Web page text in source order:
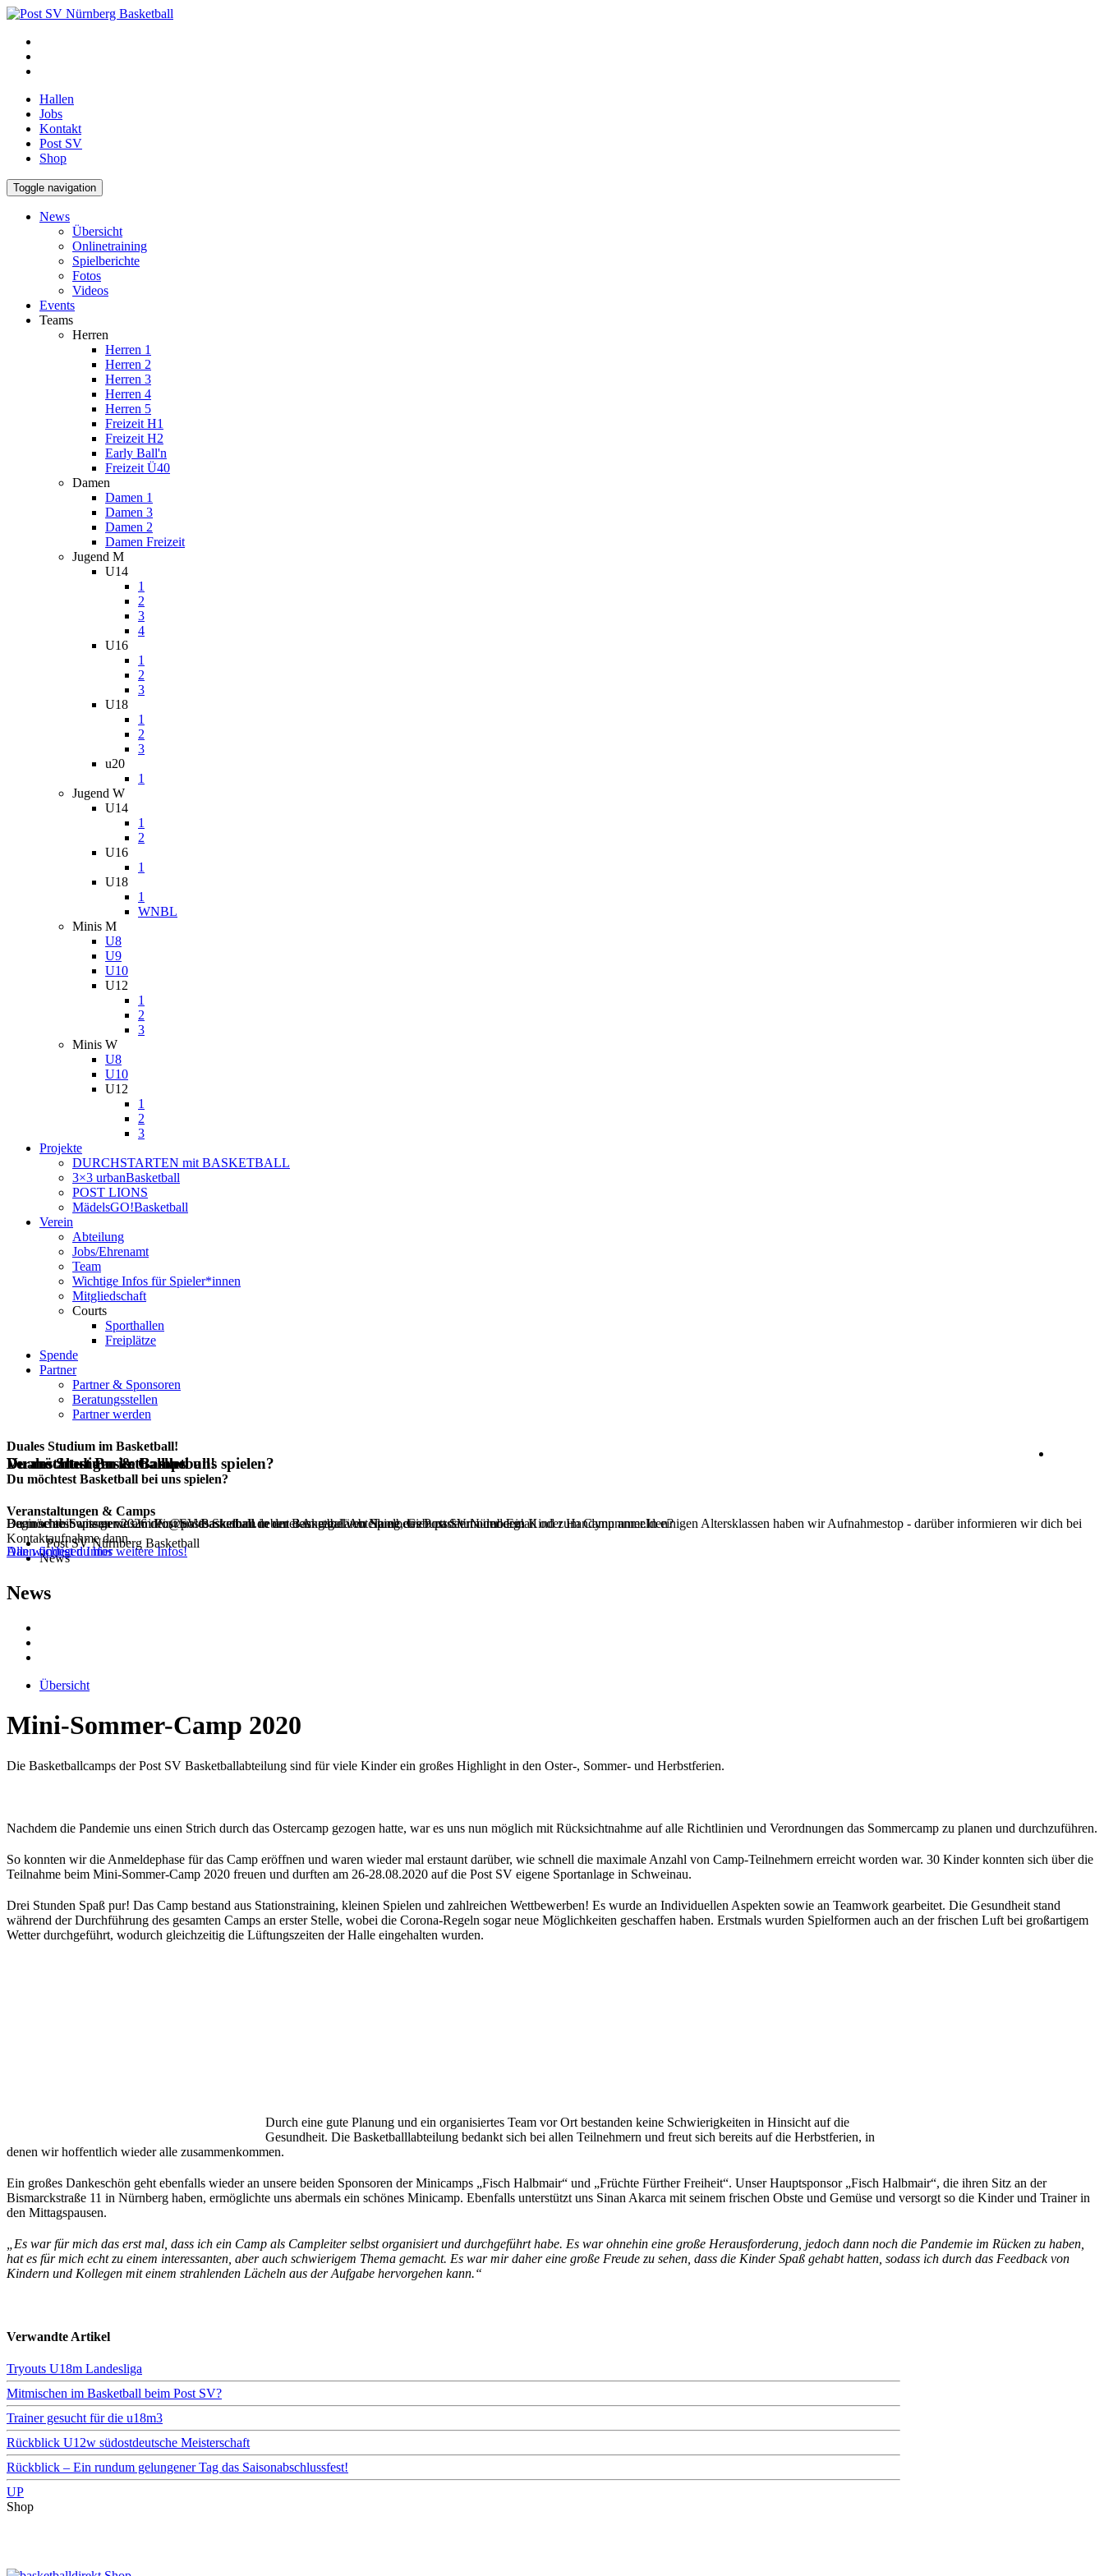
Hallen
Jobs
Kontakt
Post SV
Shop
Toggle navigation
News
Übersicht
Onlinetraining
Spielberichte
Fotos
Videos
Events
Teams
Herren
Herren 1
Herren 2
Herren 3
Herren 4
Herren 5
Freizeit H1
Freizeit H2
Early Ball'n
Freizeit Ü40
Damen
Damen 1
Damen 3
Damen 2
Damen Freizeit
Jugend M
U14
1
2
3
4
U16
1
2
3
U18
1
2
3
u20
1
Jugend W
U14
1
2
U16
1
U18
1
WNBL
Minis M
U8
U9
U10
U12
1
2
3
Minis W
U8
U10
U12
1
2
3
Projekte
DURCHSTARTEN mit BASKETBALL
3×3 urbanBasketball
POST LIONS
MädelsGO!Basketball
Verein
Abteilung
Jobs/Ehrenamt
Team
Wichtige Infos für Spieler*innen
Mitgliedschaft
Courts
Sporthallen
Freiplätze
Spende
Partner
Partner & Sponsoren
Beratungsstellen
Partner werden
Duales Studium im Basketball!
Beginne ab Septemer 2026 dein duales Studium in der Basketball Abteilung des Post SV Nürnberg!
Alle wichtigen Infos
Du möchtest Basketball bei uns spielen?
Dann schreib uns gerne an info@postbasketball.de unter Angabe von Name, Geburtsdatum und Email oder Handynummer.In einigen Altersklassen haben wir Aufnahmestop - darüber informieren wir dich bei
Kontaktaufnahme dann.
Veranstaltungen & Camps
Du möchtest wissen was im Post SV Basketball neben dem regulären Spielbetrieb passiert oder dein Kind zum Camp anmelden?
Dann findest du hier weitere Infos!
Duales Studium im Basketball!
Du möchtest Basketball bei uns spielen?
Veranstaltungen & Camps
Post SV Nürnberg Basketball
News
News
Übersicht
Mini-Sommer-Camp 2020
Die Basketballcamps der Post SV Basketballabteilung sind für viele Kinder ein großes Highlight in den Oster-, Sommer- und Herbstferien.
Nachdem die Pandemie uns einen Strich durch das Ostercamp gezogen hatte, war es uns nun möglich mit Rücksichtnahme auf alle Richtlinien und Verordnungen das Sommercamp zu planen und durchzuführen.
So konnten wir die Anmeldephase für das Camp eröffnen und waren wieder mal erstaunt darüber, wie schnell die maximale Anzahl von Camp-Teilnehmern erreicht worden war. 30 Kinder konnten sich über die
Teilnahme beim Mini-Sommer-Camp 2020 freuen und durften am 26-28.08.2020 auf die Post SV eigene Sportanlage in Schweinau.
Drei Stunden Spaß pur! Das Camp bestand aus Stationstraining, kleinen Spielen und zahlreichen Wettbewerben! Es wurde an Individuellen Aspekten sowie an Teamwork gearbeitet. Die Gesundheit stand
während der Durchführung des gesamten Camps an erster Stelle, wobei die Corona-Regeln sogar neue Möglichkeiten geschaffen haben. Erstmals wurden Spielformen auch an der frischen Luft bei großartigem
Wetter durchgeführt, wodurch gleichzeitig die Lüftungszeiten der Halle eingehalten wurden.
Durch eine gute Planung und ein organisiertes Team vor Ort bestanden keine Schwierigkeiten in Hinsicht auf die
Gesundheit. Die Basketballlabteilung bedankt sich bei allen Teilnehmern und freut sich bereits auf die Herbstferien, in
denen wir hoffentlich wieder alle zusammenkommen.
Ein großes Dankeschön geht ebenfalls wieder an unsere beiden Sponsoren der Minicamps „Fisch Halbmair“ und „Früchte Fürther Freiheit“. Unser Hauptsponsor „Fisch Halbmair“, die ihren Sitz an der
Bismarckstraße 11 in Nürnberg haben, ermöglichte uns abermals ein schönes Minicamp. Ebenfalls unterstützt uns Sinan Akarca mit seinem frischen Obste und Gemüse und versorgt so die Kinder und Trainer in
den Mittagspausen.
„Es war für mich das erst mal, dass ich ein Camp als Campleiter selbst organisiert und durchgeführt habe. Es war ohnehin eine große Herausforderung, jedoch dann noch die Pandemie im Rücken zu haben,
hat es für mich echt zu einem interessanten, aber auch schwierigem Thema gemacht. Es war mir daher eine große Freude zu sehen, dass die Kinder Spaß gehabt hatten, sodass ich durch das Feedback von
Kindern und Kollegen mit einem strahlenden Lächeln aus der Aufgabe hervorgehen kann.“
Verwandte Artikel
Tryouts U18m Landesliga
Mitmischen im Basketball beim Post SV?
Trainer gesucht für die u18m3
Rückblick U12w südostdeutsche Meisterschaft
Rückblick – Ein rundum gelungener Tag das Saisonabschlussfest!
UP
Shop